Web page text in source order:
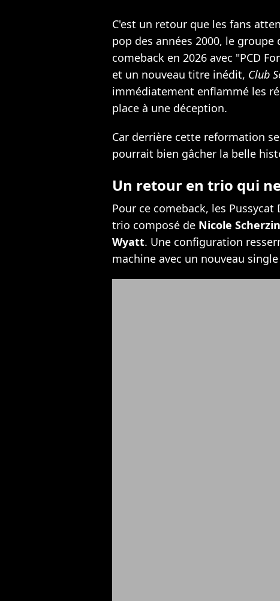
C'est un retour que les fans
pop des années 2000, le groupe
comeback en 2026 avec "PCD
et un nouveau titre inédit, Club
immédiatement enflammé les
place à une déception.
Car derrière cette reformation
pourrait bien gâcher la belle
Un retour en trio qui
Pour ce comeback, les
trio composé de Nicole
Wyatt. Une configuration
machine avec un nouveau